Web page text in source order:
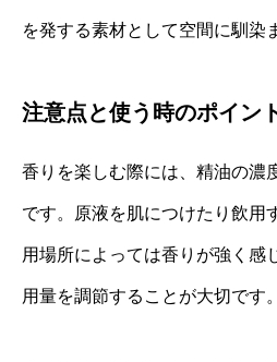
を発する素材として空間に馴染
注意点と使う時のポイン
香りを楽しむ際には、精油の濃
です。原液を肌につけたり飲用
用場所によっては香りが強く感
用量を調節することが大切です。